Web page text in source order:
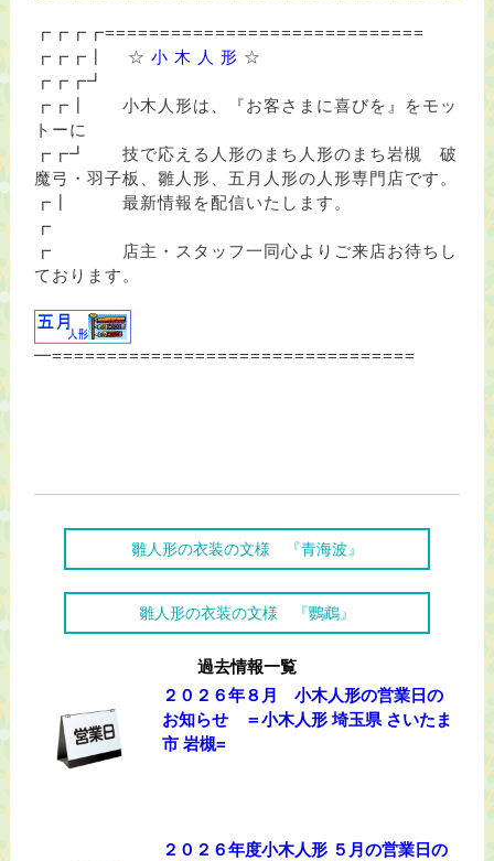
┏┏┏┏=============================
┏┏┏┃ ☆ 小 木 人 形 ☆
┏┏┏┛
┏┏┃ 小木人形は、『お客さまに喜びを』をモッ
トーに
┏┏┛ 技で応える人形のまち人形のまち岩槻 破
魔弓・羽子板、雛人形、五月人形の人形専門店です。
┏┃ 最新情報を配信いたします。
┏
┏ 店主・スタッフ一同心よりご来店お待ちし
ております。
━=================================
雛人形の衣装の文様 『青海波』
雛人形の衣装の文様 『鸚鵡』
過去情報一覧
２０２６年８月 小木人形の営業日の
お知らせ ＝小木人形 埼玉県 さいたま
市 岩槻=
２０２６年度小木人形 ５月の営業日の